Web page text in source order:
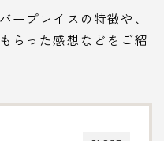
ープレイスの特徴や、
らった感想などをご紹